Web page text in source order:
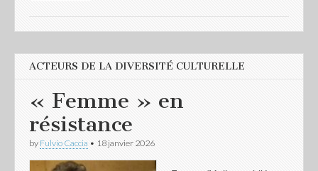
ACTEURS DE LA DIVERSITÉ CULTURELLE
« Femme » en
résistance
by Fulvio Caccia • 18 janvier 2026